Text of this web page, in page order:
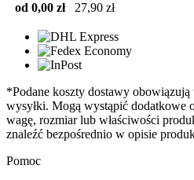
od 0,00 zł 27,90 zł
*Podane koszty dostawy
wysyłki. Mogą wystąpić dodatkowe
wagę, rozmiar lub właściwości
znaleźć bezpośrednio w opisie
Pomoc